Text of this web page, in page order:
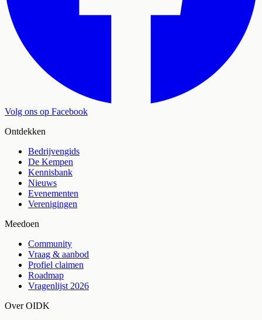
Volg ons op Facebook
Ontdekken
Bedrijvengids
De Kempen
Kennisbank
Nieuws
Evenementen
Verenigingen
Meedoen
Community
Vraag & aanbod
Profiel claimen
Roadmap
Vragenlijst 2026
Over OIDK